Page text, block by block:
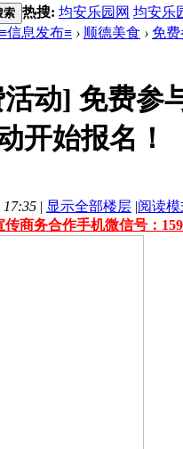
索 热搜: 均安乐园网 均安乐
信息发布≡ › 顺德美食 › 免
动] 免费参
开始报名！
17:35 | 显示全部楼层 |阅读
商务合作手机微信号：